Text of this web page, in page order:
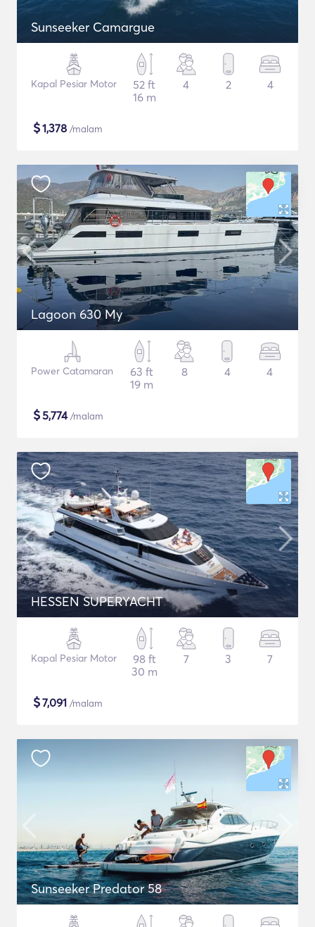
Sunseeker Camargue
Kapal Pesiar Motor
52 ft
16 m
4 2 4
$1,378 /malam
Lagoon 630 My
Power Catamaran
63 ft
19 m
8 4 4
$5,774/malam
HESSEN SUPERYACHT
Kapal Pesiar Motor
98 ft
30 m
7 3 7
$7,091 /malam
Sunseeker Predator 58